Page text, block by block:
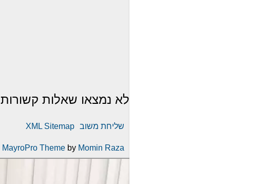
לא נמצאו שאלות קשורות
שליחת משוב XML Sitemap
MayroPro Theme by Momin Raza